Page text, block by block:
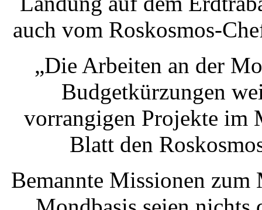
auch vom Roskosmos-
„Die Arbeiten an der
Budgetkürzungen
vorrangigen Projekte im
Blatt den
Bemannte Missionen